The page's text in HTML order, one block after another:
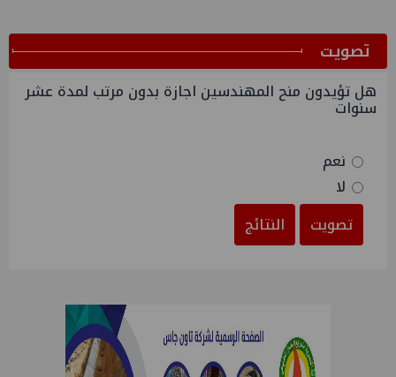
ﺗﺼﻮﻳﺖ
هل تؤيدون منح المهندسين اجازة بدون مرتب لمدة عشر
سنوات
نعم
لا
تصويت
النتائج